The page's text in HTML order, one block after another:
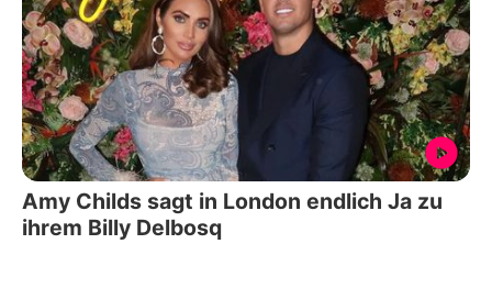
Amy Childs sagt in London endlich Ja zu
ihrem Billy Delbosq